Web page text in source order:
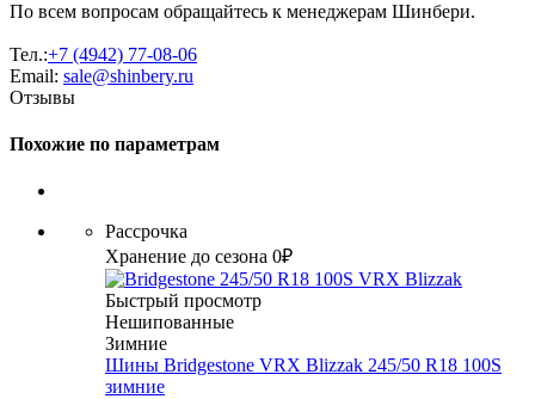
По всем вопросам обращайтесь к менеджерам Шинбери.
Тел.:+7 (4942) 77-08-06
Email: sale@shinbery.ru
Отзывы
Похожие по параметрам
Рассрочка
Хранение до сезона 0₽
Быстрый просмотр
Нешипованные
Зимние
Шины Bridgestone VRX Blizzak 245/50 R18 100S
зимние